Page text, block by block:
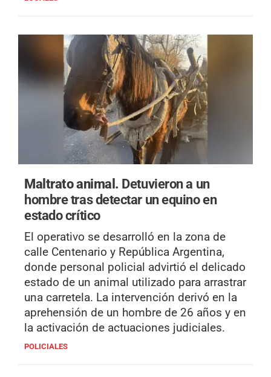
Maltrato animal. Detuvieron a un
hombre tras detectar un equino en
estado crítico
El operativo se desarrolló en la zona de
calle Centenario y República Argentina,
donde personal policial advirtió el delicado
estado de un animal utilizado para arrastrar
una carretela. La intervención derivó en la
aprehensión de un hombre de 26 años y en
la activación de actuaciones judiciales.
POLICIALES